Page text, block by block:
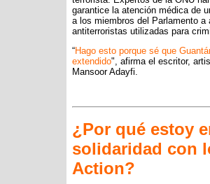
garantice la atención médica de
a los miembros del Parlamento
antiterroristas utilizadas para
“Hago esto porque sé que
extendido", afirma el escritor,
Mansoor Adayfi.
¿Por qué estoy
solidaridad con
Action?